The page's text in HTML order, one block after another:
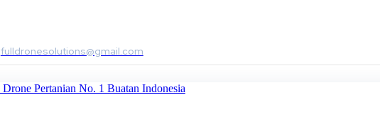
fulldronesolutions@gmail.com